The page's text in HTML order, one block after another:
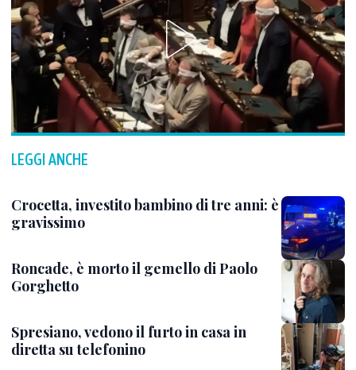
LEGGI ANCHE
Crocetta, investito bambino di tre anni: è
gravissimo
Roncade, è morto il gemello di Paolo
Gorghetto
Spresiano, vedono il furto in casa in
diretta su telefonino